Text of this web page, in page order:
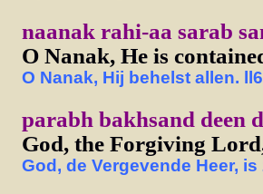
naanak rahi-aa sarab
O Nanak, He is
O Nanak, Hij behelst allen.
parabh bakhsand deen
God, the Forgiving
God, de Vergevende Heer,